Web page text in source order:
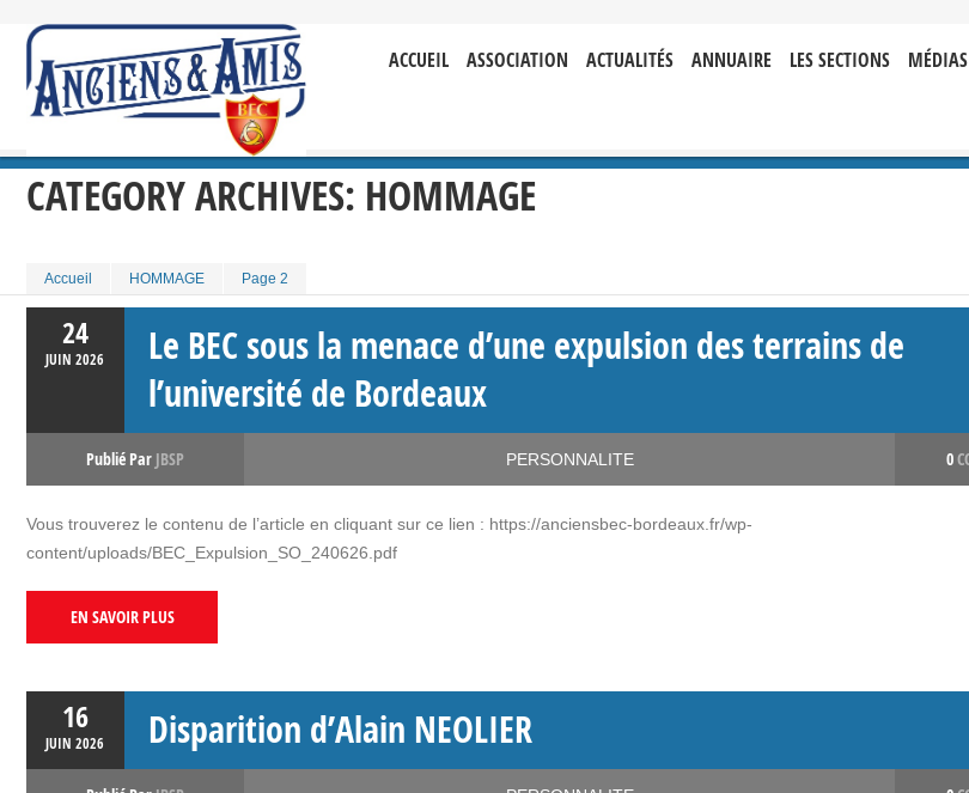
ACCUEIL ASSOCIATION ACTUALITÉS ANNUAIRE LES SECTIONS MÉDIAS
CATEGORY ARCHIVES: HOMMAGE
Accueil HOMMAGE Page 2
24
JUIN2026
Le BEC sous la menace d’une expulsion des terrains de
l’université de Bordeaux
Publié Par JBSP PERSONNALITE 0
Vous trouverez le contenu de l’article en cliquant sur ce lien : https://anciensbec-bordeaux.fr/wp-
content/uploads/BEC_Expulsion_SO_240626.pdf
EN SAVOIR PLUS
16
JUIN2026 Disparition d’Alain NEOLIER